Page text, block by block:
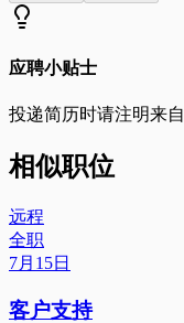
应聘小贴士
投递简历时请注明来自
相似职位
远程
全职
7月15日
客户支持